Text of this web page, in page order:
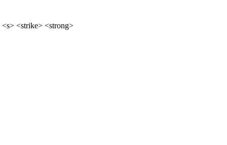
<strike> <strong>